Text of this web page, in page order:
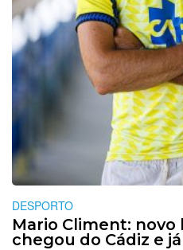
DESPORTO
Mario Climent:
chegou do Cádiz e